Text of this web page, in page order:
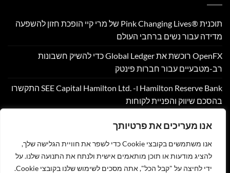
אנו מעריכים את פרטיותך
אנו משתמשים בקובצי Cookie כדי לשפר את חוויית הגלישה שלך,
להציג מודעות או תוכן מותאמים אישית ולנתח את התנועה שלנו. על
ידי לחיצה על "קבל הכל", אתה מסכים לשימוש שלנו בקובצי Cookie.
תוכנית Pink Changing Lives®‎ של מרי קיי הופכת חזון להשפעה
מדידה עבור נשים ברחבי העולם
OpenFX רוכשת את Global Ledger כדי להשיק חשבונות
רב-מטבעיים עבור חברות פינטק
Hamilton Reserve Bank ו- SEE Capital Hamilton Ltd.‎ התקשרו
בהסכם שיווק והפניית לקוחות
Corpay Cross-Border מונתה לשותפת המט"ח הרשמית של
Ultimate Sevens